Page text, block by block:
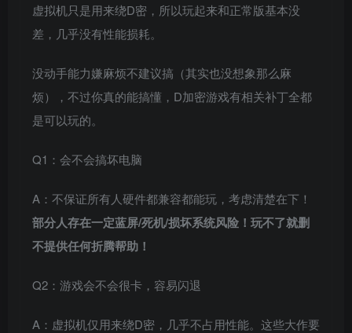
虚拟机只是用来绕D密，所以玩起来和正常版基本没
差，几乎没有性能损耗。
没动手能力嫌麻烦不建议搞（其实也没想象那么麻
烦），不过你真的能搞懂，D加密游戏有相关补丁全都
是可以玩的。
Q1：会不会搞坏电脑
A：不保证所有人硬件都兼容都能玩，考虑清楚在下！
部分人存在一定蓝屏/死机/损坏系统风险！玩不了就删
不提供任何折腾帮助！
Q2：游戏会不会很卡，容易闪退
A：虚拟机仅用来绕D密，几乎不占用性能。这些大作要